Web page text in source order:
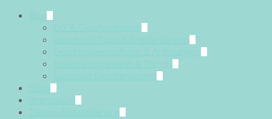
Blog
DIY & Geschenkideen
Geschenk-Tipps & Empfehlungen
Geschenkverpackung & Anleitungen
Kreative Inspiration & Trends
Saisonale Geschenkideen
Shop
Impressum
Datenschutzerklärung